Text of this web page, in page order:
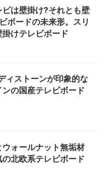
ビは壁掛け?それとも壁
ボードの未来形。スリ
けテレビボード
ィストーンが印象的な
の国産テレビボード
ウォールナット無垢材
北欧系テレビボード